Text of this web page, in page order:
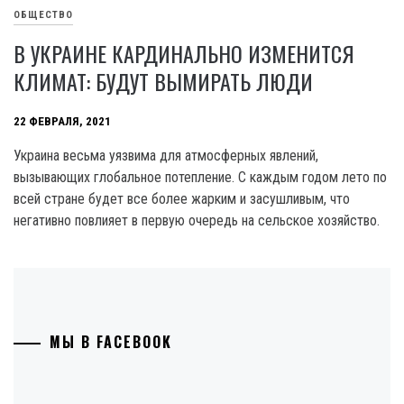
ОБЩЕСТВО
В УКРАИНЕ КАРДИНАЛЬНО ИЗМЕНИТСЯ
КЛИМАТ: БУДУТ ВЫМИРАТЬ ЛЮДИ
22 ФЕВРАЛЯ, 2021
Украина весьма уязвима для атмосферных явлений,
вызывающих глобальное потепление. С каждым годом лето по
всей стране будет все более жарким и засушливым, что
негативно повлияет в первую очередь на сельское хозяйство.
МЫ В FACEBOOK